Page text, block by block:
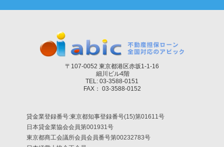
〒107-0052 東京都港区赤坂1-1-16
細川ビル4階
TEL: 03-3588-0151
FAX： 03-3588-0152
貸金業登録番号:東京都知事登録番号(15)第01611号
日本貸金業協会会員第001931号
東京都商工会議所会員会員番号第00232783号